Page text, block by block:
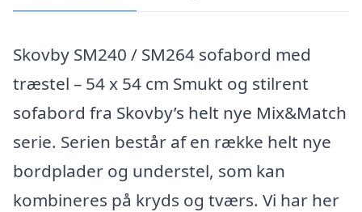
Skovby SM240 / SM264 sofabord med
træstel – 54 x 54 cm Smukt og stilrent
sofabord fra Skovby’s helt nye Mix&Match
serie. Serien består af en række helt nye
bordplader og understel, som kan
kombineres på kryds og tværs. Vi har her